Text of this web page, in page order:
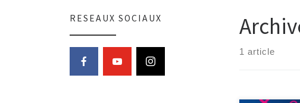
1 article
RESEAUX SOCIAUX